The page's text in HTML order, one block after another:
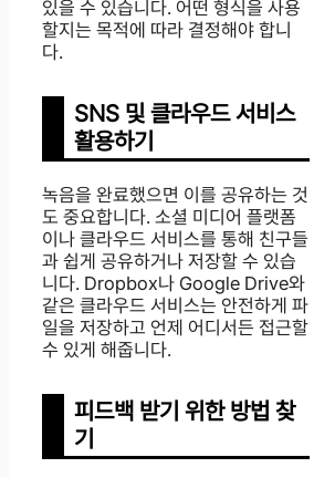
있을 수 있습니다. 어떤 형식을 사용
할지는 목적에 따라 결정해야 합니
다.
SNS 및 클라우드 서비스
활용하기
녹음을 완료했으면 이를 공유하는 것
도 중요합니다. 소셜 미디어 플랫폼
이나 클라우드 서비스를 통해 친구들
과 쉽게 공유하거나 저장할 수 있습
니다. Dropbox나 Google Drive와
같은 클라우드 서비스는 안전하게 파
일을 저장하고 언제 어디서든 접근할
수 있게 해줍니다.
피드백 받기 위한 방법 찾
기